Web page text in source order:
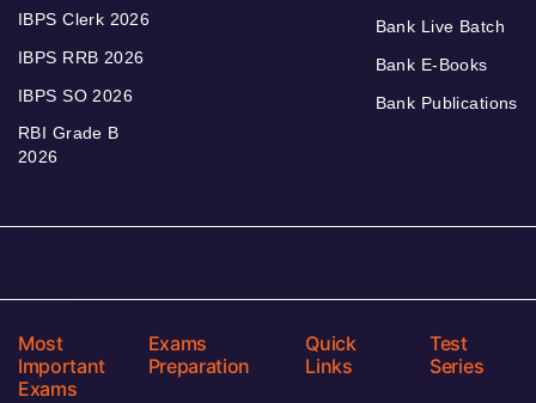
IBPS Clerk 2026
IBPS RRB 2026
IBPS SO 2026
RBI Grade B
2026
Bank Live Batch
Bank E-Books
Bank Publications
Most
Important
Exams
Exams
Preparation
Quick
Links
Test
Series